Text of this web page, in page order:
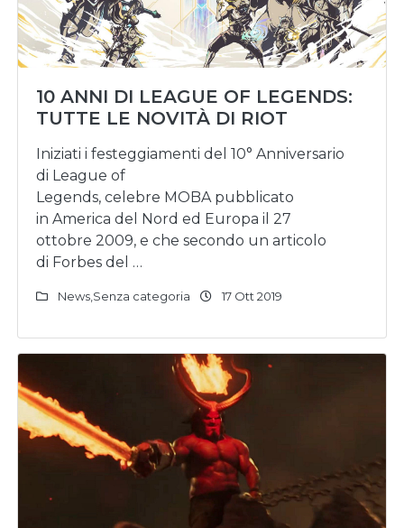
10 ANNI DI LEAGUE OF LEGENDS:
TUTTE LE NOVITÀ DI RIOT
Iniziati i festeggiamenti del 10° Anniversario
di League of
Legends, celebre MOBA pubblicato
in America del Nord ed Europa il 27
ottobre 2009, e che secondo un articolo
di Forbes del …
News Senza categoria 17 Ott 2019